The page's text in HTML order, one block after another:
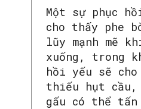
Một sự phục
cho thấy phe
lũy mạnh mẽ
xuống, trong
hồi yếu sẽ
thiếu hụt cầu,
gấu có thể tấn